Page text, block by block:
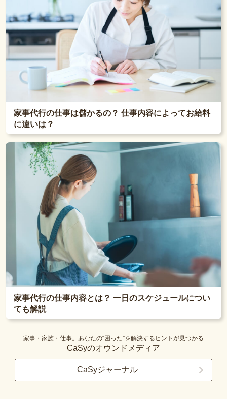
家事代行の仕事は儲かるの？ 仕事内容によってお給料
に違いは？
家事代行の仕事内容とは？ 一日のスケジュールについ
ても解説
家事・家族・仕事。あなたの“困った”を解決するヒントが見つかる
CaSyのオウンドメディア
CaSyジャーナル